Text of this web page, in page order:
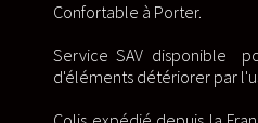
Confortable à Porter.
Service SAV disponible
d'éléments détériorer par